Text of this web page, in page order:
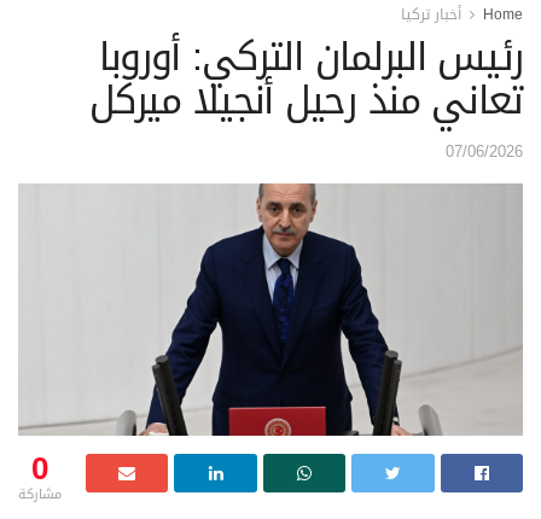
Home أخبار تركيا
رئيس البرلمان التركي: أوروبا
تعاني منذ رحيل أنجيلا ميركل
07/06/2026
0
مشاركة